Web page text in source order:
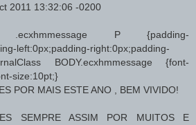
2011 13:32:06 -0200
.ecxhmmessage P {padding-
left:0px;padding-right:0px;padding-
BODY.ecxhmmessage {font-
size:10pt;}
POR MAIS ESTE ANO , BEM VIVIDO!
SEMPRE ASSIM POR MUITOS E